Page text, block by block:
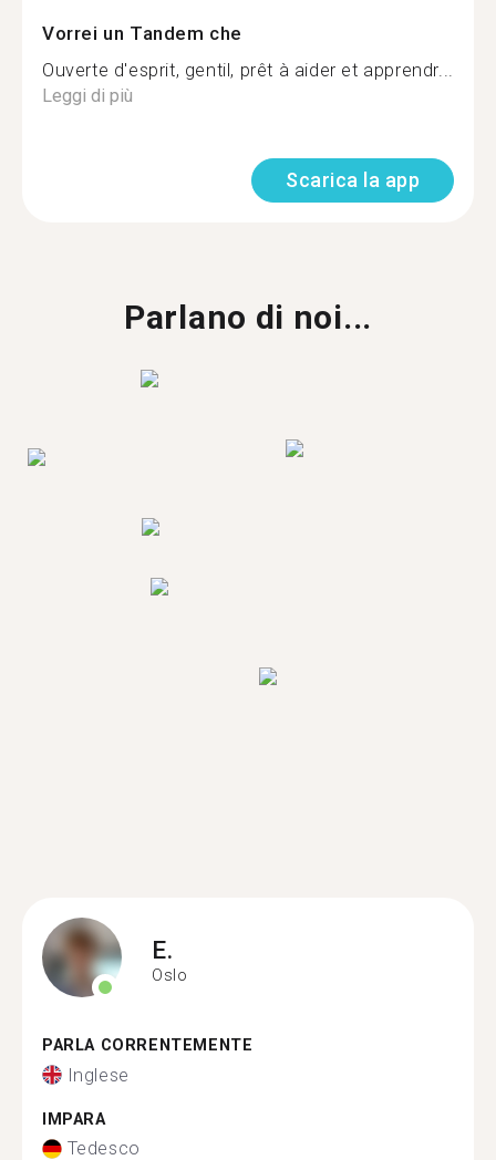
Vorrei un Tandem che
Ouverte d'esprit, gentil, prêt à aider et apprendr...
Leggi di più
Scarica la app
Parlano di noi...
E.
Oslo
PARLA CORRENTEMENTE
Inglese
IMPARA
Tedesco